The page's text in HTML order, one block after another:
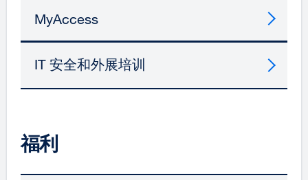
MyAccess
IT 安全和外展培训
福利